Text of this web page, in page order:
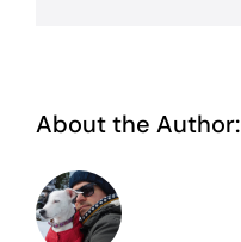
About the Author: